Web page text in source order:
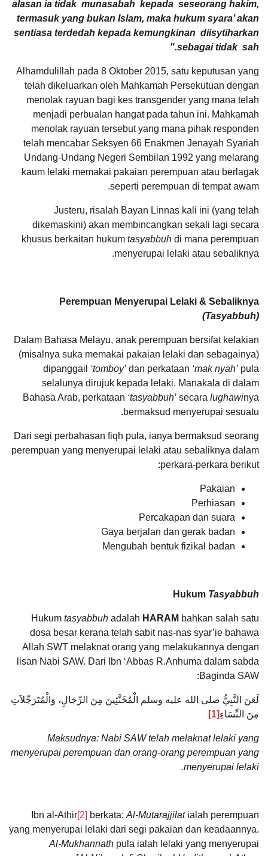
alasan ia tidak munasabah kepada seseorang hakim,
termasuk yang bukan Islam, maka hukum syara’ akan
sentiasa terdedah kepada kemungkinan diisytiharkan
sebagai tidak sah."
Alhamdulillah pada 8 Oktober 2015, satu keputusan yang
telah dikeluarkan oleh Mahkamah Persekutuan dengan
menolak rayuan bagi kes transgender yang mana telah
menjadi perbualan hangat pada tahun ini. Mahkamah
menolak rayuan tersebut yang mana pihak responden
telah mencabar Seksyen 66 Enakmen Jenayah Syariah
Undang-Undang Negeri Sembilan 1992 yang melarang
kaum lelaki memakai pakaian perempuan atau berlagak
seperti perempuan di tempat awam.
Justeru, risalah Bayan Linnas kali ini (yang telah
dikemaskini) akan membincangkan sekali lagi secara
khusus berkaitan hukum tasyabbuh di mana perempuan
menyerupai lelaki atau sebaliknya.
Perempuan Menyerupai Lelaki & Sebaliknya
(Tasyabbuh)
Dalam Bahasa Melayu, anak perempuan bersifat kelakian
(misalnya suka memakai pakaian lelaki dan sebagainya)
dipanggail ‘tomboy’ dan perkataan ‘mak nyah’ pula
selalunya dirujuk kepada lelaki. Manakala di dalam
Bahasa Arab, perkataan ‘tasyabbuh’ secara lughawinya
bermaksud menyerupai sesuatu.
Dari segi perbahasan fiqh pula, ianya bermaksud seorang
perempuan yang menyerupai lelaki atau sebaliknya dalam
perkara-perkara berikut:
Pakaian
Perhiasan
Percakapan dan suara
Gaya berjalan dan gerak badan
Mengubah bentuk fizikal badan
Hukum Tasyabbuh
Hukum tasyabbuh adalah HARAM bahkan salah satu
dosa besar kerana telah sabit nas-nas syar’ie bahawa
Allah SWT melaknat orang yang melakukannya dengan
lisan Nabi SAW. Dari Ibn ‘Abbas R.Anhuma dalam sabda
Baginda SAW:
لَعَنَ النَّبِيُّ صلى الله عليه وسلم الْمُخَنَّثِينَ مِنَ الرِّجَالِ، وَالْمُتَرَجِّلاَتِ
مِنَ النِّسَاءِ[1]
Maksudnya: Nabi SAW telah melaknat lelaki yang
menyerupai perempuan dan orang-orang perempuan yang
menyerupai lelaki.
Ibn al-Athir[2] berkata: Al-Mutarajjilatialah perempuan
yang menyerupai lelaki dari segi pakaian dan keadaannya.
Al-Mukhannath pula ialah lelaki yang menyerupai